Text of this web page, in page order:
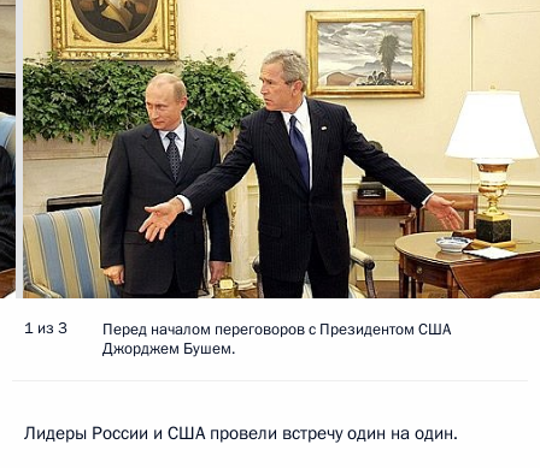
1 из 3
Перед началом переговоров с Президентом США
Джорджем Бушем.
Лидеры России и США провели встречу один на один.